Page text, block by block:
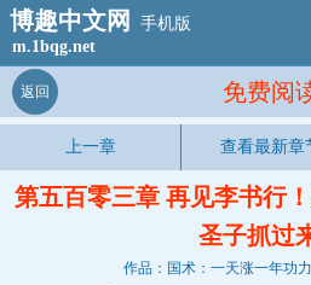
博趣中文网
手机版
m.1bqg.net
免费阅
返回
上一章 查看最新章
第五百零三章 再见李书行
圣子抓过
作品：国术：一天涨一年功力